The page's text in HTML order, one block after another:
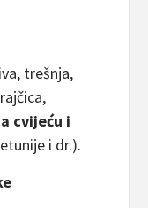
trešnja,
cvijeću i
i dr.).